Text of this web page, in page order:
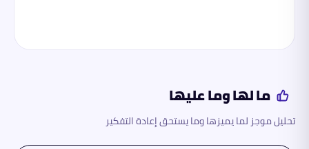
ما لها وما عليها
تحليل موجز لما يميزها وما يستحق إعادة التفكير